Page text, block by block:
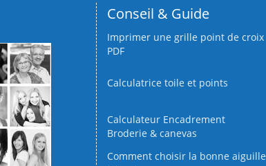
Conseil & Guide
Imprimer une grille point de croix
PDF
Calculatrice toile et points
Calculateur Encadrement
Broderie & canevas
Comment choisir la bonne aiguille